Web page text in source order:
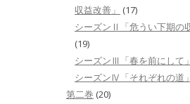
第58回 「挑戦」
第59回 「岬の旅立ち」
第60回 「台風の後」
第二巻 第13回 「
び出し」
収益改善」
(17)
シーズンⅡ「危うい下期の
(19)
シーズンⅢ「春を前にして」
シーズンⅣ「それぞれの道」
第二巻 (20)